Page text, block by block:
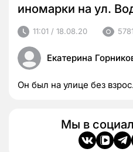
иномарки на ул.
11:01 / 18.08.20 5781
Екатерина
Он был на улице без
Мы в